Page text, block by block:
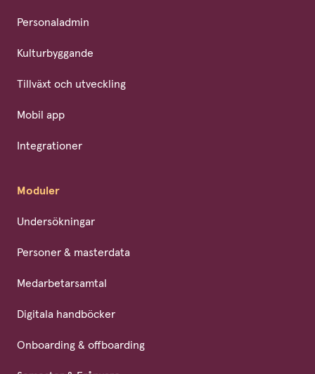
Personaladmin
Kulturbyggande
Tillväxt och utveckling
Mobil app
Integrationer
Moduler
Undersökningar
Personer & masterdata
Medarbetarsamtal
Digitala handböcker
Onboarding & offboarding